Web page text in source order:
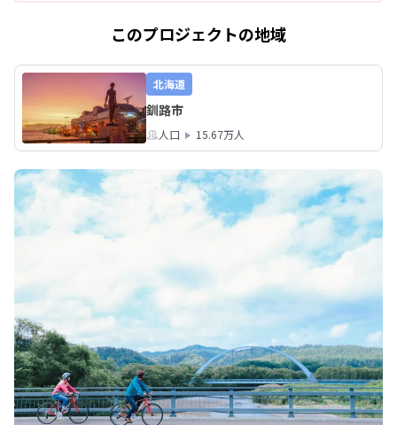
このプロジェクトの地域
北海道
釧路市
人口 15.67万人